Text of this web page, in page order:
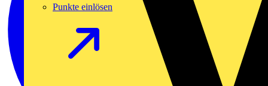
Punkte einlösen